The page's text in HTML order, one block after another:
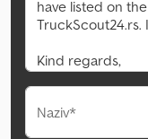
Naziv*